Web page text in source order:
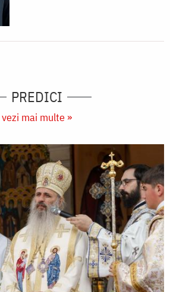
PREDICI
vezi mai multe »